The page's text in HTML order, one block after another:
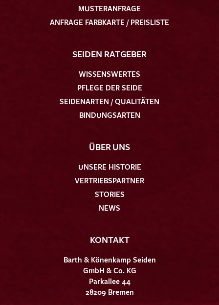
MUSTERANFRAGE
ANFRAGE FARBKARTE / PREISLISTE
SEIDEN RATGEBER
WISSENSWERTES
PFLEGE DER SEIDE
SEIDENARTEN / QUALITÄTEN
BINDUNGSARTEN
ÜBER UNS
UNSERE HISTORIE
VERTRIEBSPARTNER
STORIES
NEWS
KONTAKT
Barth & Könenkamp Seiden
GmbH & Co. KG
Parkallee 44
28209 Bremen